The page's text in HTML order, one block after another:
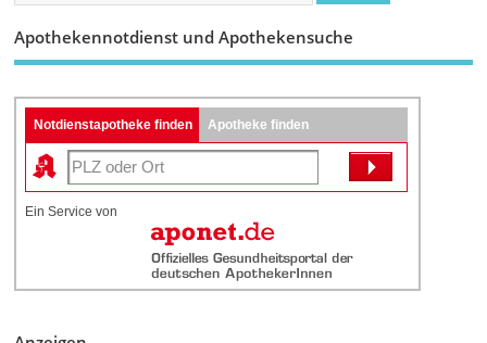
Apothekennotdienst und Apothekensuche
Notdienstapotheke finden Apotheke finden
Ein Service von